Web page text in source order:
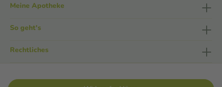
Meine Apotheke
So geht's
Rechtliches